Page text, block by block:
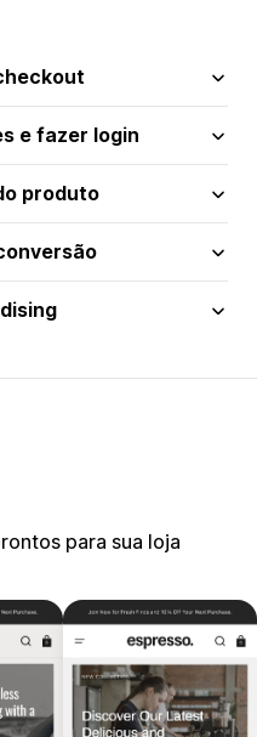
e fazer login
produto
para sua loja